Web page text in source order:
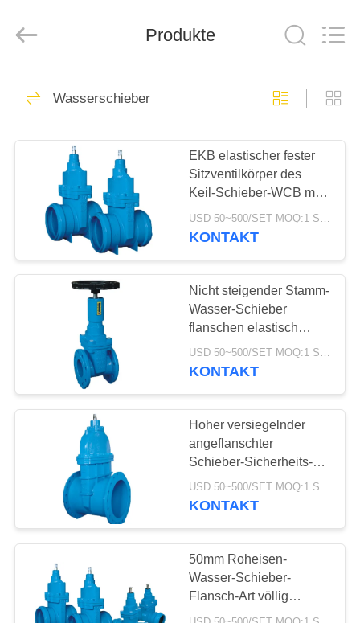
HAUSE
PRODUKTE
ÜBER
UNS
WERKSBESICHTIGUNG
QUALITÄTSKONTROLLE
KONTAKT
MIT
NEUIGKEITEN
BITTE UM
EIN
ANGEBOT
Ltd..
Gas-Druckregler
Fisher Gas
Regulator
44
Differenzdruckgeber
Produkte
Wasserschieber
EKB elastischer fester
Sitzventilkörper des
Keil-Schieber-WCB mit
Sockel-Enden
USD 50~500/SET MOQ:1 Satz
KONTAKT
Nicht steigender Stamm-
Wasser-Schieber
flanschen elastisch
setzte mit Signal-
Anzeige
USD 50~500/SET MOQ:1 Satz
KONTAKT
Hoher versiegelnder
angeflanschter
Schieber-Sicherheits-
Edelstahl-Messer-
Schieber
USD 50~500/SET MOQ:1 Satz
KONTAKT
50mm Roheisen-
Wasser-Schieber-
Flansch-Art völlig
geführter flexibler Keil